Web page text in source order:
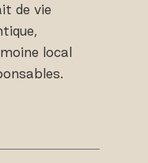
de vie
local